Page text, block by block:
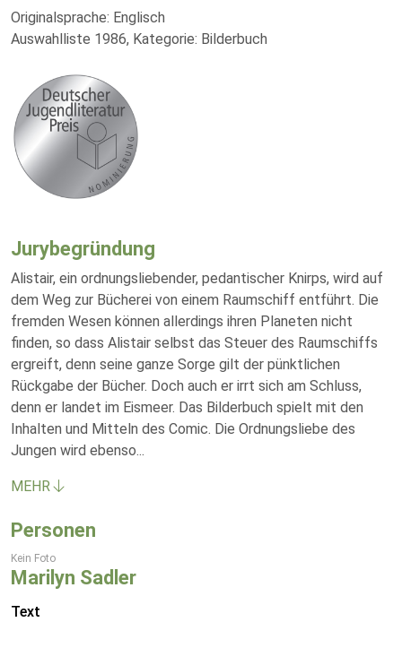
Originalsprache: Englisch
Auswahlliste 1986, Kategorie: Bilderbuch
Jurybegründung
Alistair, ein ordnungsliebender, pedantischer Knirps, wird auf
dem Weg zur Bücherei von einem Raumschiff entführt. Die
fremden Wesen können allerdings ihren Planeten nicht
finden, so dass Alistair selbst das Steuer des Raumschiffs
ergreift, denn seine ganze Sorge gilt der pünktlichen
Rückgabe der Bücher. Doch auch er irrt sich am Schluss,
denn er landet im Eismeer. Das Bilderbuch spielt mit den
Inhalten und Mitteln des Comic. Die Ordnungsliebe des
Jungen wird ebenso...
MEHR
Personen
Kein Foto
Marilyn Sadler
Text